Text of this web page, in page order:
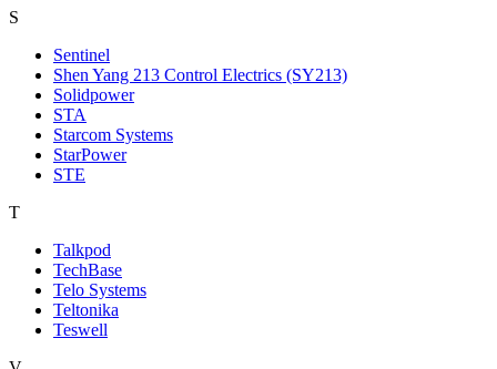
S
Sentinel
Shen Yang 213 Control Electrics (SY213)
Solidpower
STA
Starcom Systems
StarPower
STE
T
Talkpod
TechBase
Telo Systems
Teltonika
Teswell